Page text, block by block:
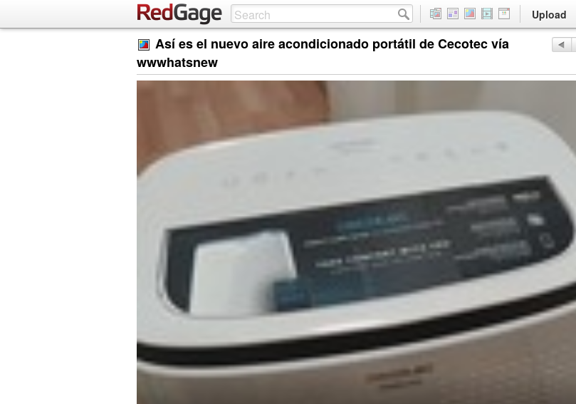
Upload
Así es el nuevo aire acondicionado portátil de Cecotec vía
wwwhatsnew